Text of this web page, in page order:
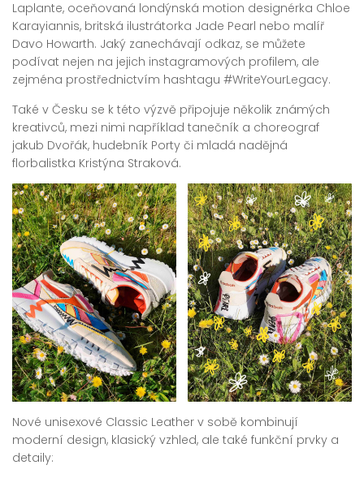
Laplante, oceňovaná londýnská motion designérka Chloe
Karayiannis, britská ilustrátorka Jade Pearl nebo malíř
Davo Howarth. Jaký zanechávají odkaz, se můžete
podívat nejen na jejich instagramových profilem, ale
zejména prostřednictvím hashtagu #WriteYourLegacy.
Také v Česku se k této výzvě připojuje několik známých
kreativců, mezi nimi například tanečník a choreograf
jakub Dvořák, hudebník Porty či mladá nadějná
florbalistka Kristýna Straková.
Nové unisexové Classic Leather v sobě kombinují
moderní design, klasický vzhled, ale také funkční prvky a
detaily: